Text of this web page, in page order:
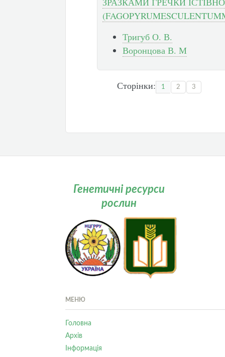
Тригуб О. В.
Воронцова В. М
Сторінки: 1 2 3
Генетичні ресурси
рослин
МЕНЮ
Головна
Архів
Інформація